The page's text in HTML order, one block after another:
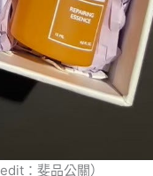
：斐品公關）